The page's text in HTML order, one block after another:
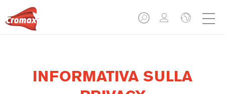
INFORMATIVA SULLA